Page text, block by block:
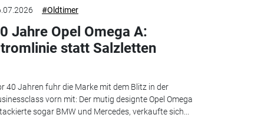
#Oldtimer
Jahre Opel Omega A:
statt Salzletten
40 Jahren fuhr die Marke mit dem Blitz in der
vorn mit: Der mutig designte Opel Omega
sogar BMW und Mercedes, verkaufte sich...